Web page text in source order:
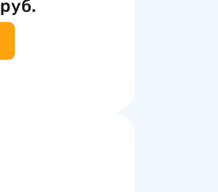
руб.